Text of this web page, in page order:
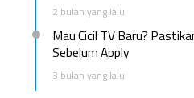
2 bulan yang lalu
Mau Cicil TV Baru?
Sebelum Apply
3 bulan yang lalu